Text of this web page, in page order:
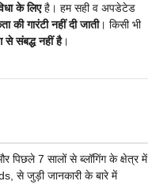
के लिएहै। हम सही व अपडेटेड
की गारंटी नहीं दी जाती। किसी भी
से संबद्ध नहीं है।
7 सालों से ब्लॉगिंग के क्षेत्र में
से जुड़ी जानकारी के बारे में